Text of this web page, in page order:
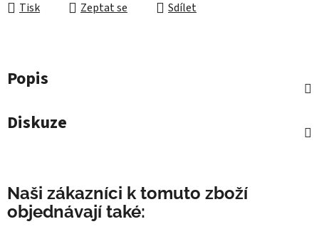
Tisk Zeptat se Sdílet
Popis
Diskuze
Naši zákazníci k tomuto zboží
objednávají také: